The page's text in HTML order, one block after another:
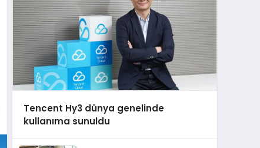
Tencent Hy3 dünya genelinde
kullanıma sunuldu